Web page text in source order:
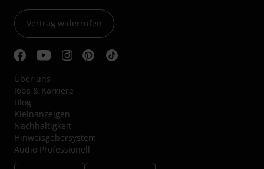
Vertrag widerrufen
Über uns
Jobs & Karriere
Blog
Kleinanzeigen
Nachhaltigkeit
Hinweisgebersystem
Audio Professionell